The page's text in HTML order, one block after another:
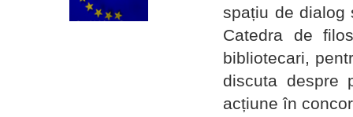
spațiu de dialog
Catedra de
bibliotecari,
discuta despre
acțiune în